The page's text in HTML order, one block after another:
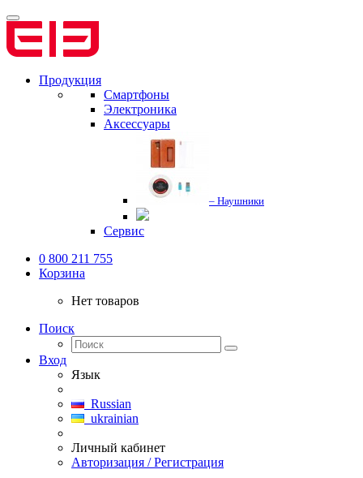
Продукция
Смартфоны
Электроника
Аксессуары
– Наушники
Сервис
0 800 211 755
Корзина
Нет товаров
Поиск
Вход
Язык
Russian
ukrainian
Личный кабинет
Авторизация / Регистрация